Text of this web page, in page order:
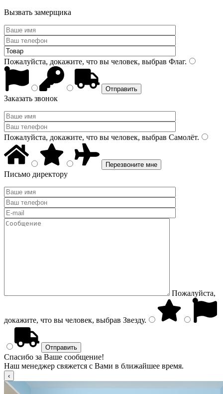
Вызвать замерщика
Пожалуйста, докажите, что вы человек, выбрав Флаг.
Заказать звонок
Пожалуйста, докажите, что вы человек, выбрав Самолёт.
Письмо директору
Пожалуйста,
докажите, что вы человек, выбрав Звезду.
Спасибо за Ваше сообщение!
Наш менеджер свяжется с Вами в ближайшее время.